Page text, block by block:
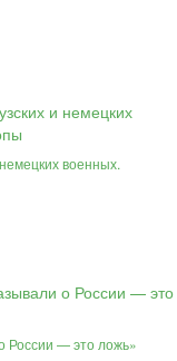
военных.
России — это ложь»